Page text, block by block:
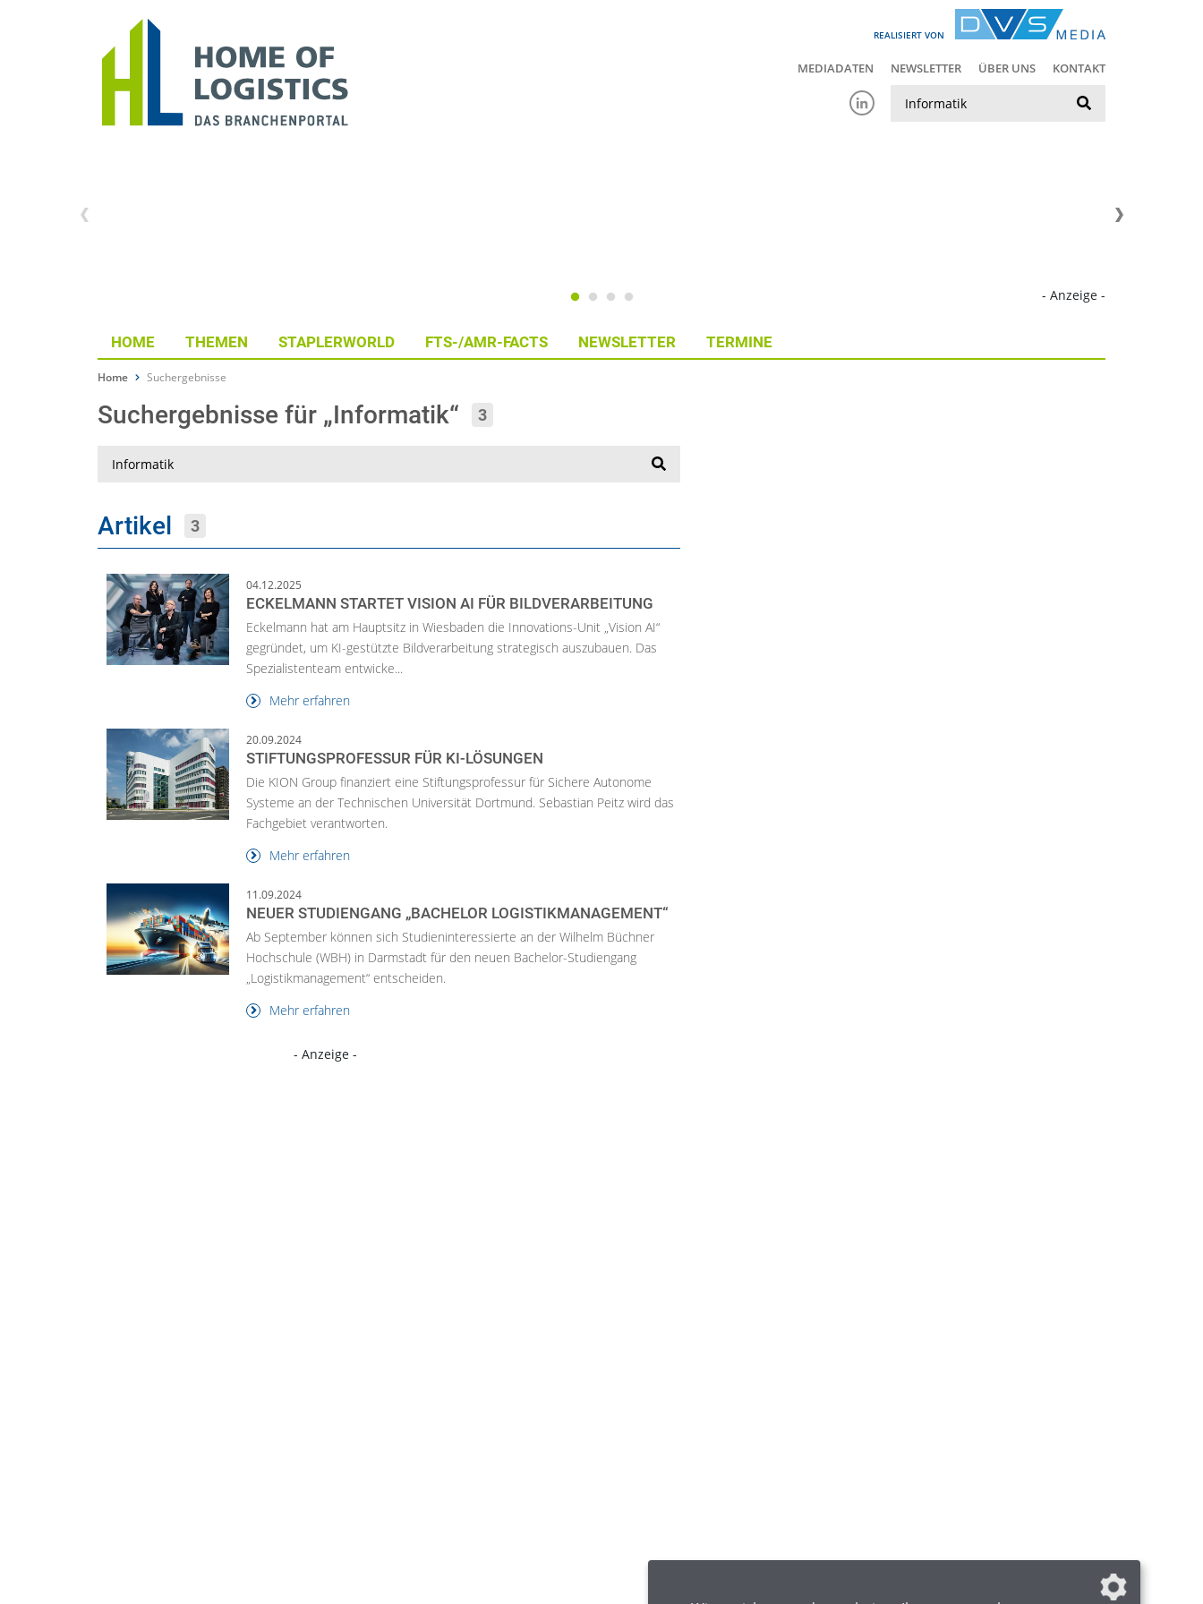
REALISIERT VON
MEDIADATEN NEWSLETTER ÜBER UNS KONTAKT
- Anzeige -
HOME THEMEN STAPLERWORLD FTS-/AMR-FACTS NEWSLETTER TERMINE
Home Suchergebnisse
Suchergebnisse für „Informatik“ 3
Suche
Artikel 3
04.12.2025
ECKELMANN STARTET VISION AI FÜR BILDVERARBEITUNG
Eckelmann hat am Hauptsitz in Wiesbaden die Innovations-Unit „Vision AI“
gegründet, um KI-gestützte Bildverarbeitung strategisch auszubauen. Das
Spezialistenteam entwicke...
Mehr erfahren
20.09.2024
STIFTUNGSPROFESSUR FÜR KI-LÖSUNGEN
Die KION Group finanziert eine Stiftungsprofessur für Sichere Autonome
Systeme an der Technischen Universität Dortmund. Sebastian Peitz wird das
Fachgebiet verantworten.
Mehr erfahren
11.09.2024
NEUER STUDIENGANG „BACHELOR LOGISTIKMANAGEMENT“
Ab September können sich Studieninteressierte an der Wilhelm Büchner
Hochschule (WBH) in Darmstadt für den neuen Bachelor-Studiengang
„Logistikmanagement“ entscheiden.
Mehr erfahren
- Anzeige -